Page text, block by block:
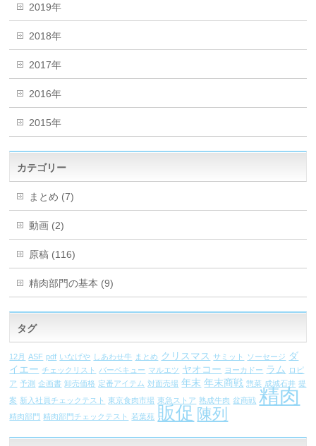
2019年
2018年
2017年
2016年
2015年
カテゴリー
まとめ (7)
動画 (2)
原稿 (116)
精肉部門の基本 (9)
タグ
12月 ASF pdf いなげや しあわせ牛 まとめ クリスマス サミット ソーセージ ダ
イエー チェックリスト バーベキュー マルエツ ヤオコー ヨーカドー ラム ロピ
ア 予測 企画書 卸売価格 定番アイテム 対面売場 年末 年末商戦 惣菜 成城石井 提
案 新入社員チェックテスト 東京食肉市場 東急ストア 熟成牛肉 盆商戦 精肉
精肉部門 精肉部門チェックテスト 若葉苑 販促 陳列